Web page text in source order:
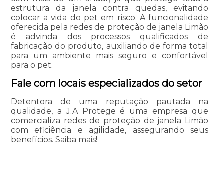
estrutura da janela contra quedas, evitando
colocar a vida do pet em risco. A funcionalidade
oferecida pela redes de proteção de janela Limão
é advinda dos processos qualificados de
fabricação do produto, auxiliando de forma total
para um ambiente mais seguro e confortável
para o pet.
Fale com locais especializados do setor
Detentora de uma reputação pautada na
qualidade, a J.A Protege é uma empresa que
comercializa redes de proteção de janela Limão
com eficiência e agilidade, assegurando seus
benefícios. Saiba mais!